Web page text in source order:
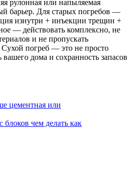
рулонная или напыляемая
барьер. Для старых погребов —
изнутри + инъекции трещин +
— действовать комплексно, не
и не пропускать
погреб — это не просто
вашего дома и сохранность запасов
цементная или
блоков чем делать как